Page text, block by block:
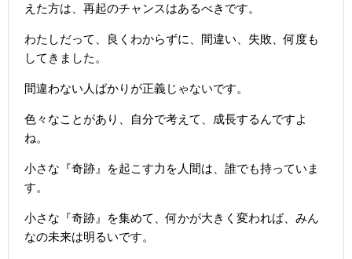
えた方は、再起のチャンスはあるべきです。
わたしだって、良くわからずに、間違い、失敗、何度も
してきました。
間違わない人ばかりが正義じゃないです。
色々なことがあり、自分で考えて、成長するんですよ
ね。
小さな『奇跡』を起こす力を人間は、誰でも持っていま
す。
小さな『奇跡』を集めて、何かが大きく変われば、みん
なの未来は明るいです。